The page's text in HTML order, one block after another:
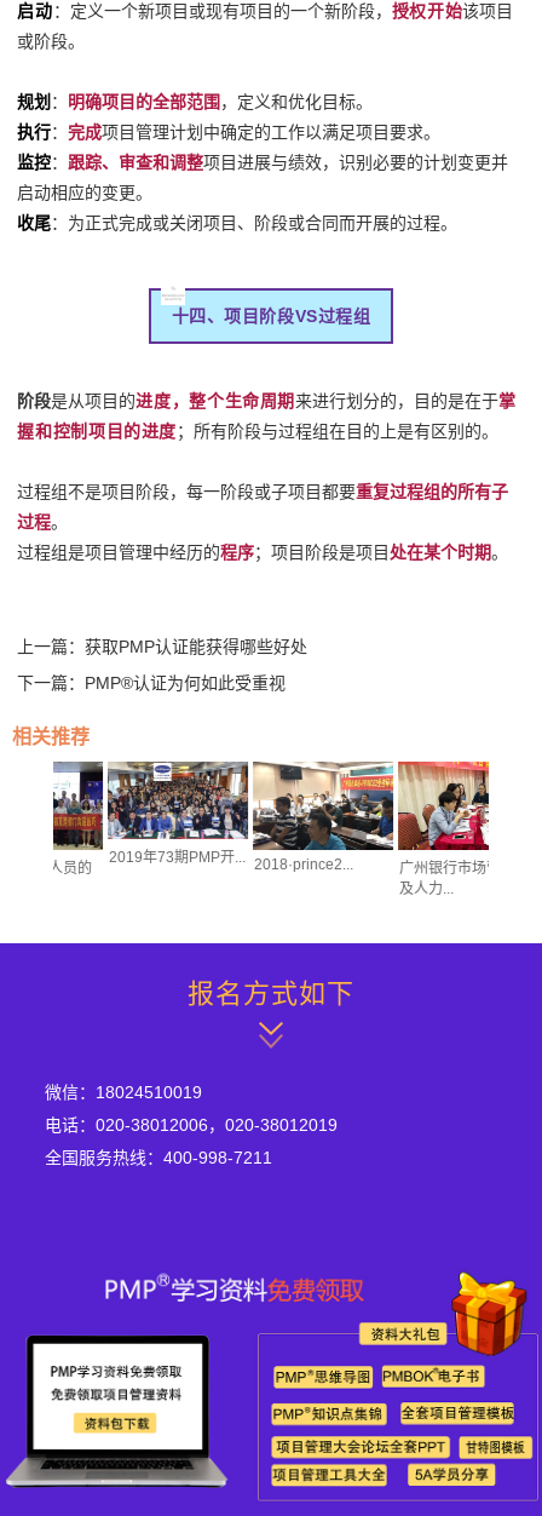
启动：定义一个新项目或现有项目的一个新阶段， 授权开始该项目
或阶段。
规划 ： 明确项目的全部范围 ，定义和优化目标。
执行：完成项目管理计划中确定的工作以满足项目要求。
监控： 跟踪、审查和调整项目进展与绩效，识别必要的计划变更并
启动相应的变更。
收尾：为正式完成或关闭项目、阶段或合同而开展的过程。
十四、项目阶段VS过程组
阶段是从项目的进度，整个生命周期来进行划分的，目的是在于掌
握和控制项目的进度；所有阶段与过程组在目的上是有区别的。
过程组不是项目阶段，每一阶段或子项目都要重复过程组的所有子
过程。
过程组是项目管理中经历的程序；项目阶段是项目处在某个时期。
上一篇：获取PMP认证能获得哪些好处
下一篇： PMP®认证为何如此受重视
相关推荐
2019年73期PMP开... 2018·prince2...
广州银行市场营销部
及人力...
报名方式如下
微信：18024510019
电话：020-38012006，020-38012019
全国服务热线：400-998-7211